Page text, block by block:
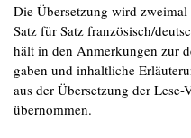
Die Über­set­zung wird
Satz für Satz französisch/​
hält in den Anmer­kun­gen zur
ga­ben und inhalt­li­che
aus der Über­set­zung der Lese-
übernommen.